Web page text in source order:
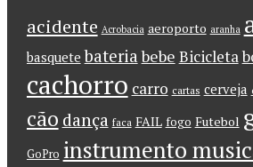
acidente Acrobacia aeroporto aranha
basquete bateriabebe Bicicleta
cachorro carro cartas cerveja
cão dança faca FAIL fogo Futebol
GoPro instrumento